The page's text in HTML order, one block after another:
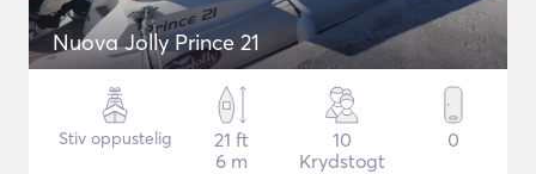
Nuova Jolly Prince 21
Stiv oppustelig
21 ft
6 m
10
Krydstogt
0